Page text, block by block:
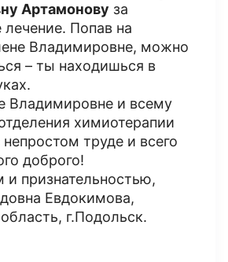
Артамонову за
лечение. Попав на
Владимировне, можно
– ты находишься в
Владимировне и всему
химиотерапии
труде и всего
доброго!
признательностью,
Евдокимова,
г.Подольск.